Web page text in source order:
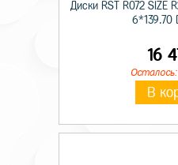
Диски RST R072 SIZE
6*139.70
16
В